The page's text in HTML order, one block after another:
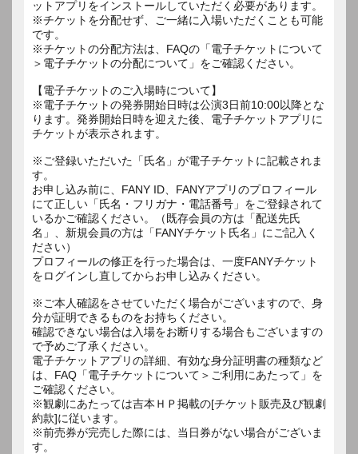
ットアプリをインストールしていただく必要があります。
※チケットを分配せず、ご一緒に入場いただくことも可能
です。
※チケットの分配方法は、FAQの「電子チケットについて
＞電子チケットの分配について」をご確認ください。
【電子チケットのご入場時について】
※電子チケットの発券開始日時は公演3日前10:00以降とな
ります。発券開始日時を迎えた後、電子チケットアプリに
チケットが表示されます。
※ご登録いただいた「氏名」が電子チケットに記載されま
す。
お申し込み前に、FANY ID、FANYアプリのプロフィール
にて正しい「氏名・フリガナ・電話番号」をご登録されて
いるかご確認ください。（既存会員の方は「配送先氏
名」、新規会員の方は「FANYチケット氏名」にご記入く
ださい）
プロフィールの修正を行った場合は、一度FANYチケット
をログインし直してからお申し込みください。
※ご本人確認をさせていただく場合がございますので、身
分が証明できるものをお持ちください。
確認できない場合は入場をお断りする場合もございますの
で予めご了承ください。
電子チケットアプリの詳細、有効な身分証明書の種類など
は、FAQ「電子チケットについて＞ご利用にあたって」を
ご確認ください。
※観劇にあたっては吉本ＨＰ掲載の[チケット販売及び観劇
約款]に従います。
※前売券が完売した際には、当日券がない場合がございま
す。